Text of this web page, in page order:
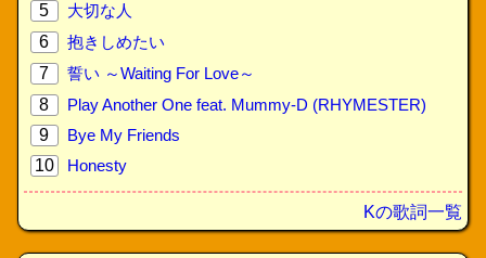
5
大切な人
6
抱きしめたい
7
誓い ～Waiting For Love～
8
Play Another One feat. Mummy-D (RHYMESTER)
9
Bye My Friends
10
Honesty
Kの歌詞一覧